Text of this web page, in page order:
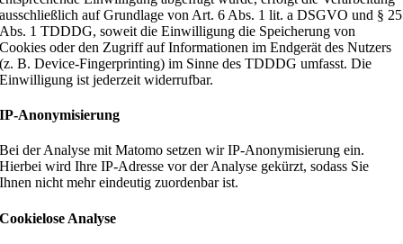
ausschließlich auf Grundlage von Art. 6 Abs. 1 lit. a DSGVO und § 25
Abs. 1 TDDDG, soweit die Einwilligung die Speicherung von
Cookies oder den Zugriff auf Informationen im Endgerät des Nutzers
(z. B. Device-Fingerprinting) im Sinne des TDDDG umfasst. Die
Einwilligung ist jederzeit widerrufbar.
IP-Anonymisierung
Bei der Analyse mit Matomo setzen wir IP-Anonymisierung ein.
Hierbei wird Ihre IP-Adresse vor der Analyse gekürzt, sodass Sie
Ihnen nicht mehr eindeutig zuordenbar ist.
Cookielose Analyse